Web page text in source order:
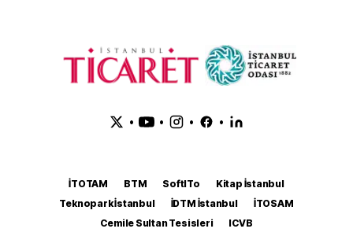
• • • •
İTOTAM BTM SoftITo
Kitap İstanbul
Teknopark İstanbul
İDTM İstanbul
İTOSAM
Cemile Sultan Tesisleri
ICVB